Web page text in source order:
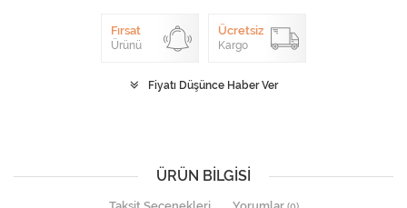
Fırsat
Ürünü
Ücretsiz
Kargo
Fiyatı Düşünce Haber Ver
ÜRÜN BILGISI